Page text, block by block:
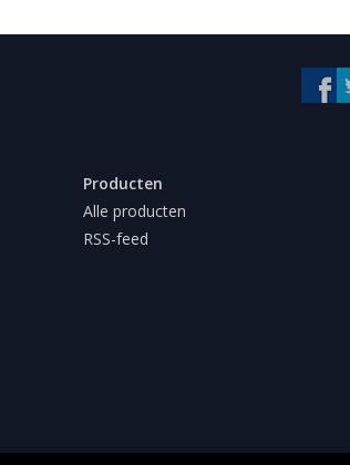
Producten
Alle producten
RSS-feed